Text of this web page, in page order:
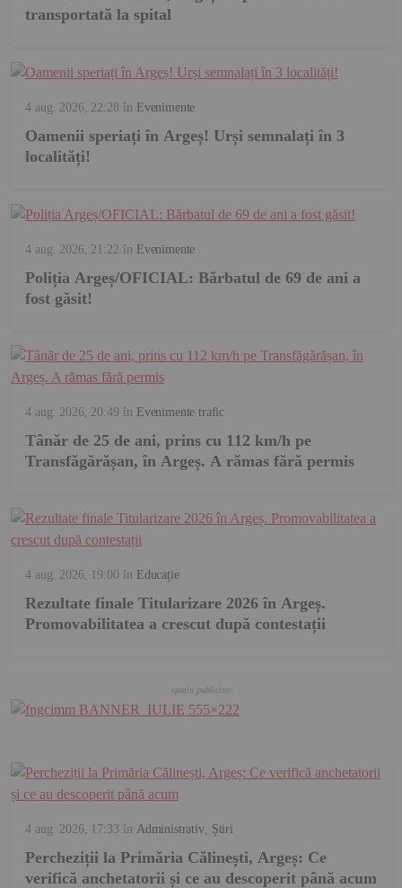
transportată la spital
4 aug. 2026, 22:28 în Evenimente
Oamenii speriați în Argeș! Urși semnalați în 3
localități!
4 aug. 2026, 21:22 în Evenimente
Poliția Argeș/OFICIAL: Bărbatul de 69 de ani a
fost găsit!
4 aug. 2026, 20:49 în Evenimente trafic
Tânăr de 25 de ani, prins cu 112 km/h pe
Transfăgărășan, în Argeș. A rămas fără permis
4 aug. 2026, 19:00 în Educație
Rezultate finale Titularizare 2026 în Argeș.
Promovabilitatea a crescut după contestații
4 aug. 2026, 17:33 în Administrativ, Știri
Percheziții la Primăria Călinești, Argeș: Ce
verifică anchetatorii și ce au descoperit până acum